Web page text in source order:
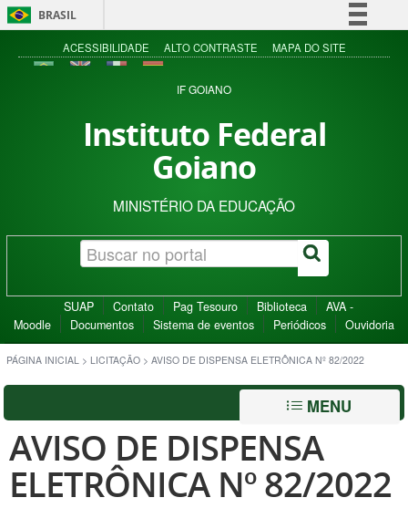
BRASIL
Simplifique!
Acesso à informação
ACESSIBILIDADE ALTO CONTRASTE MAPA DO SITE
IF GOIANO
Instituto Federal
Goiano
MINISTÉRIO DA EDUCAÇÃO
SUAP Contato Pag Tesouro Biblioteca
AVA -
Moodle
Documentos Sistema de eventos Periódicos Ouvidoria
PÁGINA INICIAL > LICITAÇÃO > AVISO DE DISPENSA ELETRÔNICA Nº 82/2022
MENU
AVISO DE DISPENSA
ELETRÔNICA Nº 82/2022